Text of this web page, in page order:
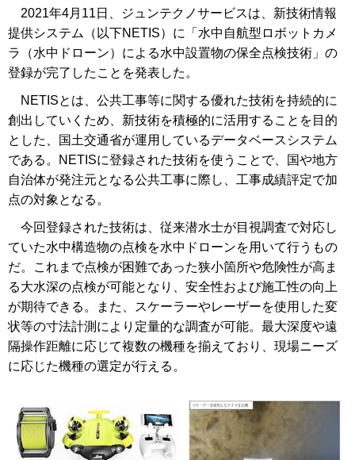
2021年4月11日、ジュンテクノサービスは、新技術情報
提供システム（以下NETIS）に「水中自航型ロボットカメ
ラ（水中ドローン）による水中設置物の保全点検技術」の
登録が完了したことを発表した。
NETISとは、公共工事等に関する優れた技術を持続的に
創出していくため、新技術を積極的に活用することを目的
とした、国土交通省が運用しているデータベースシステム
である。NETISに登録された技術を使うことで、国や地方
自治体が発注元となる公共工事に際し、工事成績評定で加
点の対象となる。
今回登録された技術は、従来潜水士が目視調査で対応し
ていた水中構造物の点検を水中ドローンを用いて行うもの
だ。これまで点検が困難であった狭小箇所や危険性が高ま
る大水深の点検が可能となり、安全性および施工性の向上
が期待できる。また、スケーラーやレーザーを使用した変
状等の寸法計測により定量的な調査が可能。最大深度や遠
隔操作距離に応じて複数の機種を揃えており、現場ニーズ
に応じた機種の選定が行える。